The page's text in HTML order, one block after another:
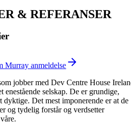
& REFERANSER
Murray anmeldelse
jobber med Dev Centre House
enestående selskap. De er grundige,
Det mest imponerende er at de
og tydelig forstår og verdsetter